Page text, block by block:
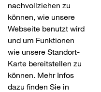
Reinigen
Löten
Farben
© 2026 Südmetall Otto
nachvollziehen zu
können, wie unsere
Webseite benutzt wird
und um Funktionen
wie unsere Standort-
Karte bereitstellen zu
können. Mehr Infos
dazu finden Sie in